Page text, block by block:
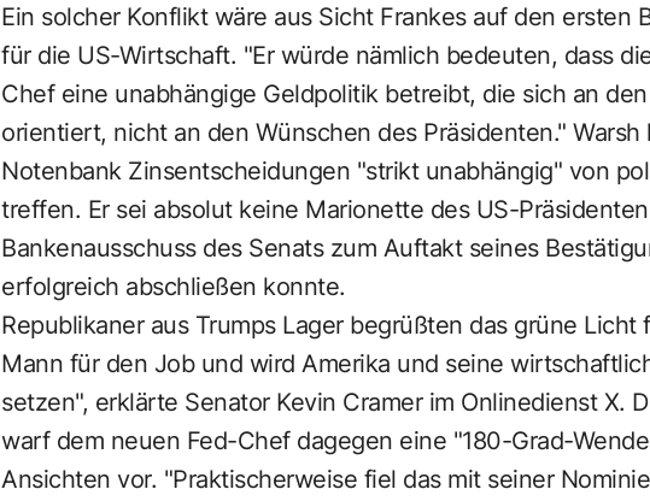
Ein solcher Konflikt wäre aus Sicht Frankes auf den ersten
für die US-Wirtschaft. "Er würde nämlich bedeuten, dass
Chef eine unabhängige Geldpolitik betreibt, die sich an
orientiert, nicht an den Wünschen des Präsidenten."
Notenbank Zinsentscheidungen "strikt unabhängig" von
treffen. Er sei absolut keine Marionette des US-
Bankenausschuss des Senats zum Auftakt seines
erfolgreich abschließen konnte.
Republikaner aus Trumps Lager begrüßten das grüne Licht
Mann für den Job und wird Amerika und seine
setzen", erklärte Senator Kevin Cramer im Onlinedienst X.
warf dem neuen Fed-Chef dagegen eine "180-Grad-
Ansichten vor. "Praktischerweise fiel das mit seiner